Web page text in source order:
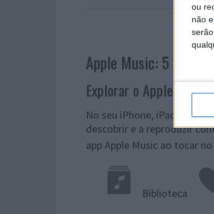
ou
não
Apple Music: 5 dicas
Explorar o Apple Music
No seu iPhone, iPad e
descobrir e a reproduzir
app Apple Music ao tocar
Biblioteca